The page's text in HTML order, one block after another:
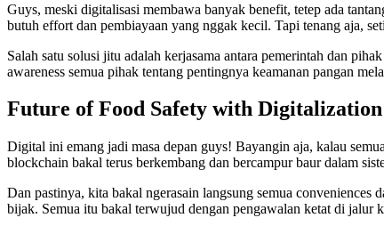
Guys, meski digitalisasi membawa banyak benefit, tetep ada
butuh effort dan pembiayaan yang nggak kecil. Tapi tenang aja,
Salah satu solusi jitu adalah kerjasama antara pemerintah dan
awareness semua pihak tentang pentingnya keamanan pangan
Future of Food Safety with Digitalization
Digital ini emang jadi masa depan guys! Bayangin aja, kalau
blockchain bakal terus berkembang dan bercampur baur dalam
Dan pastinya, kita bakal ngerasain langsung semua
bijak. Semua itu bakal terwujud dengan pengawalan ketat di jalur